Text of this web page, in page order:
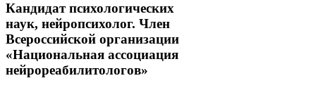
Кандидат психологических
наук, нейропсихолог. Член
Всероссийской организации
«Национальная ассоциация
нейрореабилитологов»